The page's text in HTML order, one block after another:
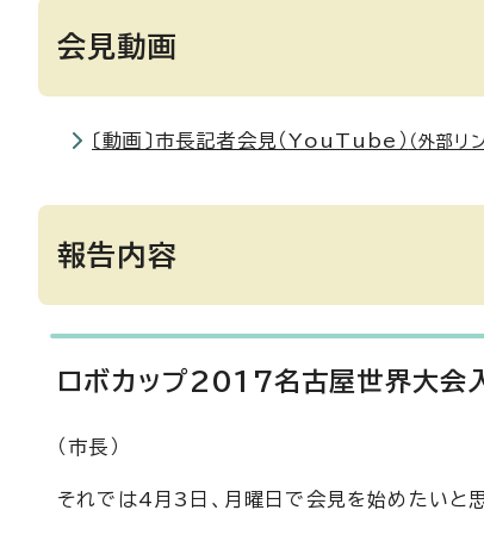
会見動画
〔動画〕市長記者会見（YouTube） （外部リ
報告内容
ロボカップ2017名古屋世界大会
（市長）
それでは4月3日、月曜日で会見を始めたいと思